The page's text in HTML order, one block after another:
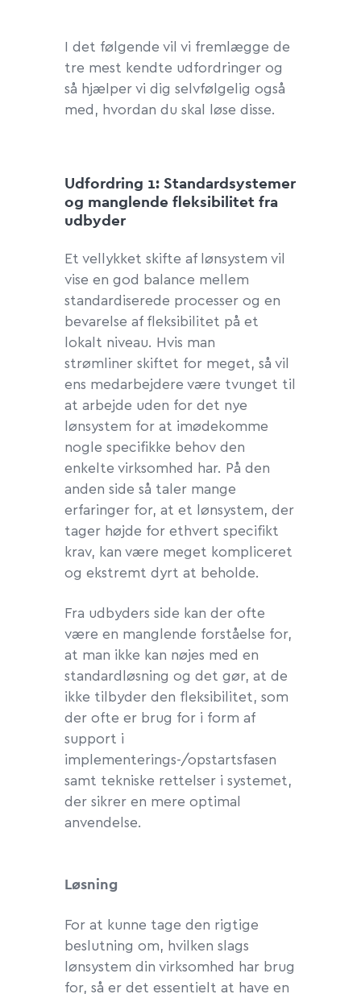
I det følgende vil vi fremlægge de
tre mest kendte udfordringer og
så hjælper vi dig selvfølgelig også
med, hvordan du skal løse disse.
Udfordring 1: Standardsystemer
og manglende fleksibilitet fra
udbyder
Et vellykket skifte af lønsystem vil
vise en god balance mellem
standardiserede processer og en
bevarelse af fleksibilitet på et
lokalt niveau. Hvis man
strømliner skiftet for meget, så vil
ens medarbejdere være tvunget til
at arbejde uden for det nye
lønsystem for at imødekomme
nogle specifikke behov den
enkelte virksomhed har. På den
anden side så taler mange
erfaringer for, at et lønsystem, der
tager højde for ethvert specifikt
krav, kan være meget kompliceret
og ekstremt dyrt at beholde.
Fra udbyders side kan der ofte
være en manglende forståelse for,
at man ikke kan nøjes med en
standardløsning og det gør, at de
ikke tilbyder den fleksibilitet, som
der ofte er brug for i form af
support i
implementerings-/opstartsfasen
samt tekniske rettelser i systemet,
der sikrer en mere optimal
anvendelse.
Løsning
For at kunne tage den rigtige
beslutning om, hvilken slags
lønsystem din virksomhed har brug
for, så er det essentielt at have en